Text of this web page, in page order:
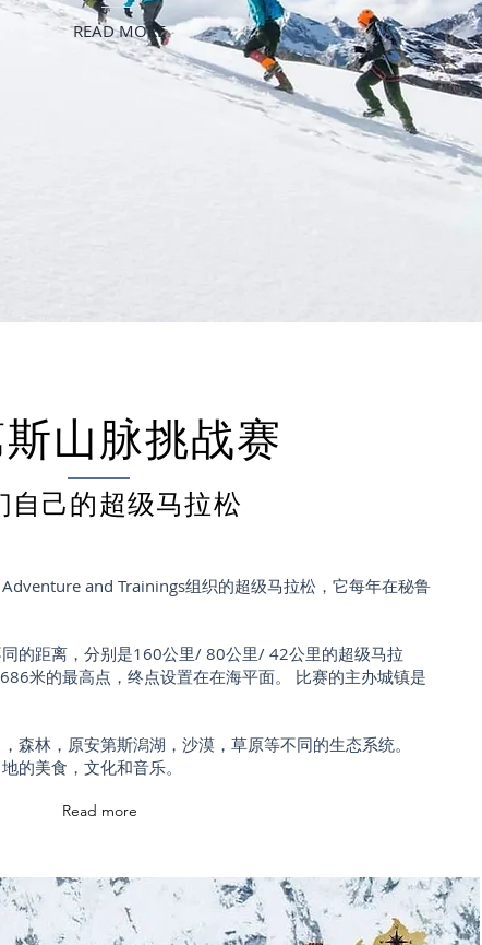
READ MORE
山脉挑战赛
自己的超级马拉松
and Trainings组织的超级马拉松，它每年在秘鲁
的距离，分别是160公里/ 80公里/ 42公里的超级马拉
米的最高点，终点设置在在海平面。 比赛的主办城镇是
森林，原安第斯潟湖，沙漠，草原等不同的生态系统。
的美食，文化和音乐。
Read more